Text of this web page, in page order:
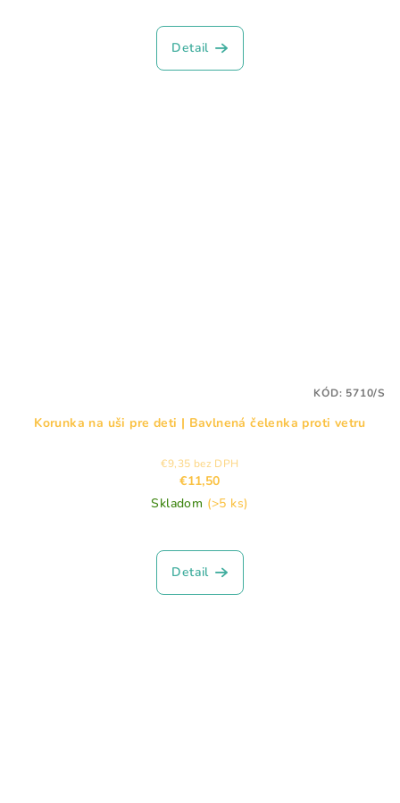
Detail
Korunka na uši pre deti | Bavlnená čelenka proti vetru
€9,35 bez DPH
€11,50
Skladom (>5 ks)
Detail
KÓD: 5710/S